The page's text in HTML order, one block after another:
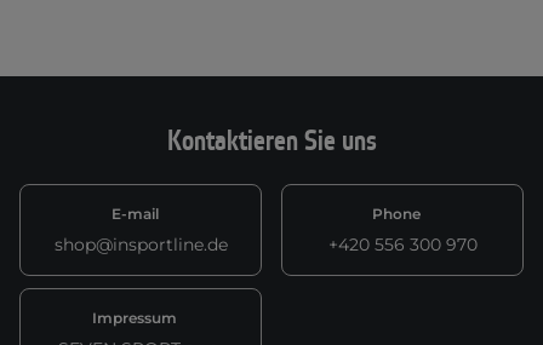
Kontaktieren Sie uns
E-mail
shop@insportline.de
Phone
+420 556 300 970
Impressum